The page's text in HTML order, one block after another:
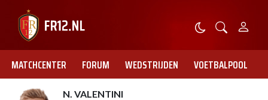
MATCHCENTER FORUM WEDSTRIJDEN VOETBALPOOL
N. VALENTINI